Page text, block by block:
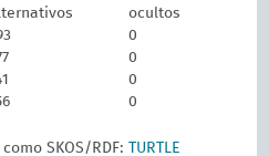
ocultos
0
0
0
0
SKOS/RDF: TURTLE